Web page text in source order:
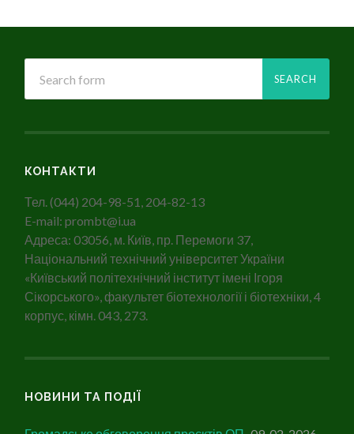
КОНТАКТИ
Тел. (044) 204-98-51, 204-82-13
E-mail: prombt@i.ua
Адреса: 03056, м. Київ, пр. Перемоги 37,
Національний технічний університет України
«Київський політехнічний інститут імені Ігоря
Сікорського», факультет біотехнології і біотехніки, 4
корпус, кімн. 043, 273.
НОВИНИ ТА ПОДІЇ